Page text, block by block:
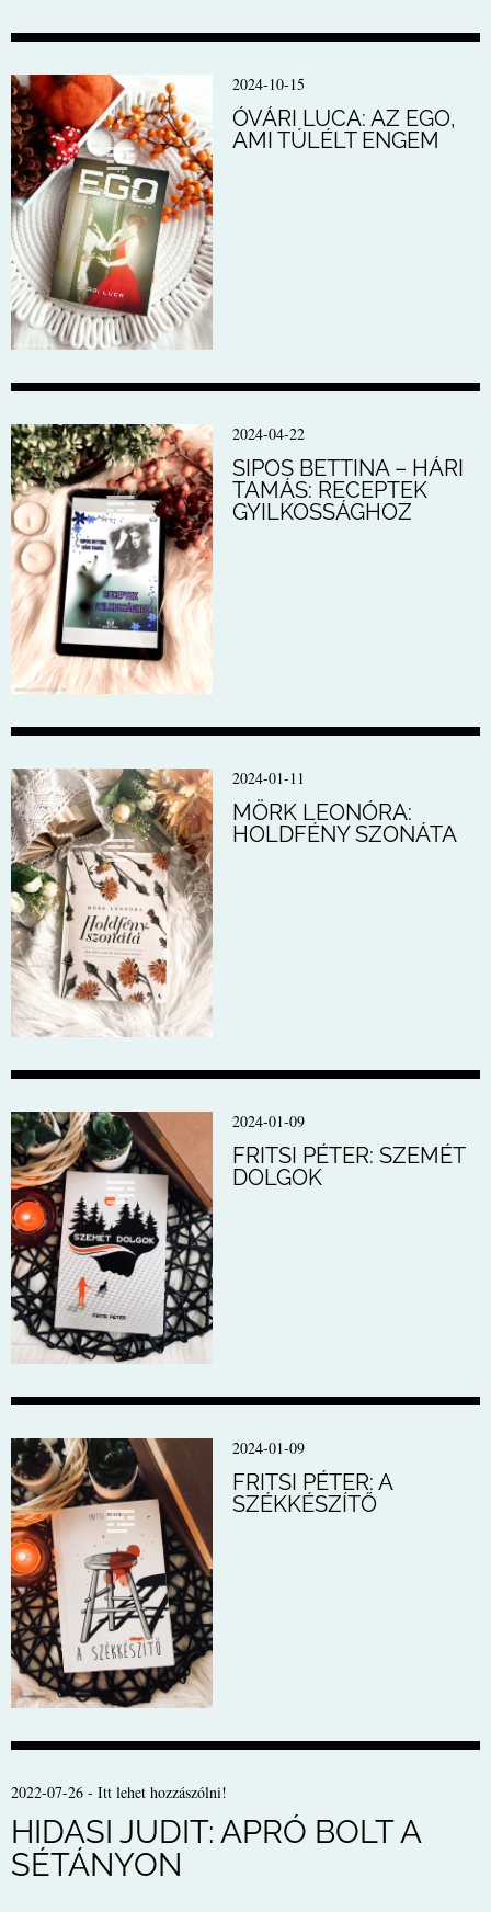
2024-10-15
ÓVÁRI LUCA: AZ EGO,
AMI TÚLÉLT ENGEM
2024-04-22
SIPOS BETTINA – HÁRI
TAMÁS: RECEPTEK
GYILKOSSÁGHOZ
2024-01-11
MÖRK LEONÓRA:
HOLDFÉNY SZONÁTA
2024-01-09
FRITSI PÉTER: SZEMÉT
DOLGOK
2024-01-09
FRITSI PÉTER: A
SZÉKKÉSZÍTŐ
2022-07-26 - Itt lehet hozzászólni!
HIDASI JUDIT: APRÓ BOLT A
SÉTÁNYON